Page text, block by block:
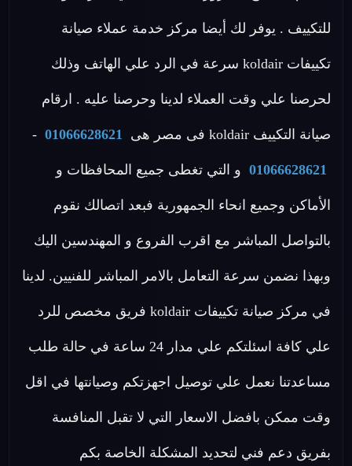
للتكييف . يوفر لك أيضا مركز خدمة عملاء صيانة
تكييفات koldair سرعة في الرد علي الهاتف وذلك
لحرصنا علي وقت العملاء لدينا وحرصنا عليه . ارقام
صيانة التكييف koldair فى مصر هى 01066628621
-
01066628621 و التي تغطى جميع المحافظات و
الأماكن وجميع انحاء الجمهورية فبعد اتصالك نقوم
بالتواصل المباشر مع اقرب الفروع و المهندسين اليك
وبهذا نضمن سرعة التعامل بالامر المباشر للفنيين. لدينا
في مركز صيانة تكييفات koldair فريق مخصص للرد
علي كافة اسئلتكم علي مدار 24 ساعة في حالة طلب
مساعدتنا نعمل علي توصيل اجهزتكم وصيانتها في اقل
وقت ممكن بافضل الاسعار التي لا تقبل المنافسة
بفريق دعم فني لتحديد المشكلة الخاصة بكم